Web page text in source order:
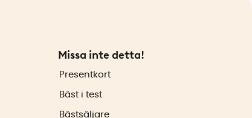
Missa inte detta!
Presentkort
Bäst i test
Bästsäljare